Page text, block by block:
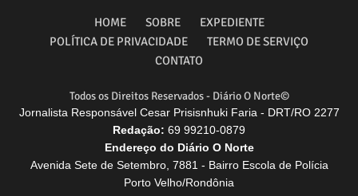
Todos os Direitos Reservados - Diário O Norte©
Jornalista Responsável Cesar Prisisnhuki Faria - DRT/RO 2277
Redação: 69 99210-0879
Endereço do Diário O Norte
Avenida Sete de Setembro, 7881 - Bairro Escola de Polícia
Porto Velho/Rondônia
HOME SOBRE
EXPEDIENTE
POLÍTICA DE PRIVACIDADE
TERMO DE SERVIÇO
CONTATO